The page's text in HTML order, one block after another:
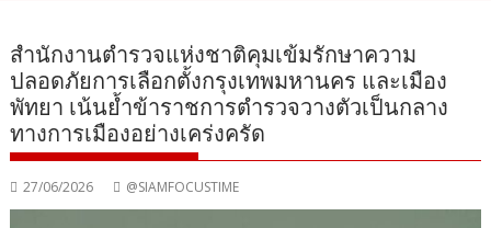
สำนักงานตำรวจแห่งชาติคุมเข้มรักษาความ
ปลอดภัยการเลือกตั้งกรุงเทพมหานคร และเมือง
พัทยา เน้นย้ำข้าราชการตำรวจวางตัวเป็นกลาง
ทางการเมืองอย่างเคร่งครัด
27/06/2026 @SIAMFOCUSTIME